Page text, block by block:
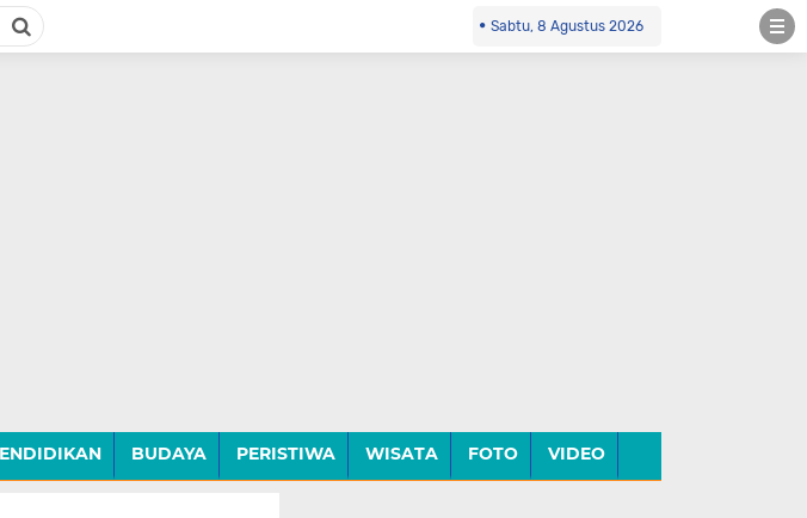
Sabtu, 8 Agustus 2026
BUDAYA PERISTIWA WISATA FOTO VIDEO